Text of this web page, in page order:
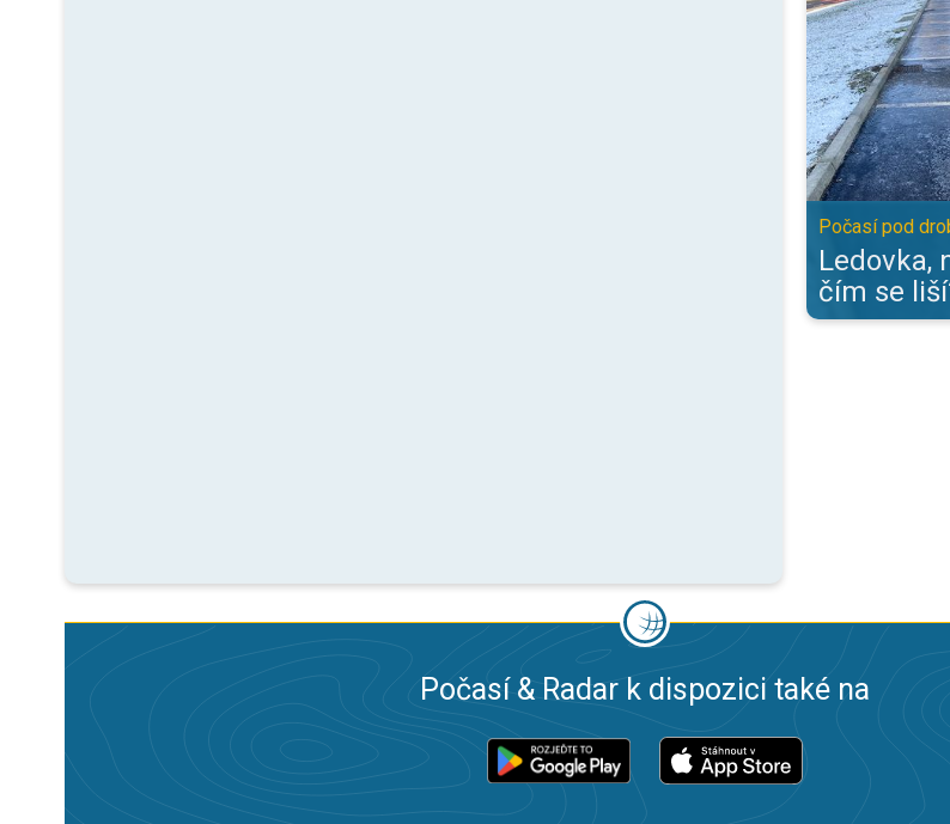
Počasí pod
Ledovka,
čím se
Počasí & Radar k dispozici také na